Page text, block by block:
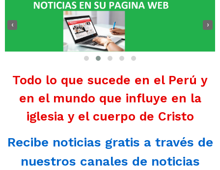
‹ ›
Todo lo que sucede en el Perú y
en el mundo que influye en la
iglesia y el cuerpo de Cristo
Recibe noticias gratis a través de
nuestros canales de noticias